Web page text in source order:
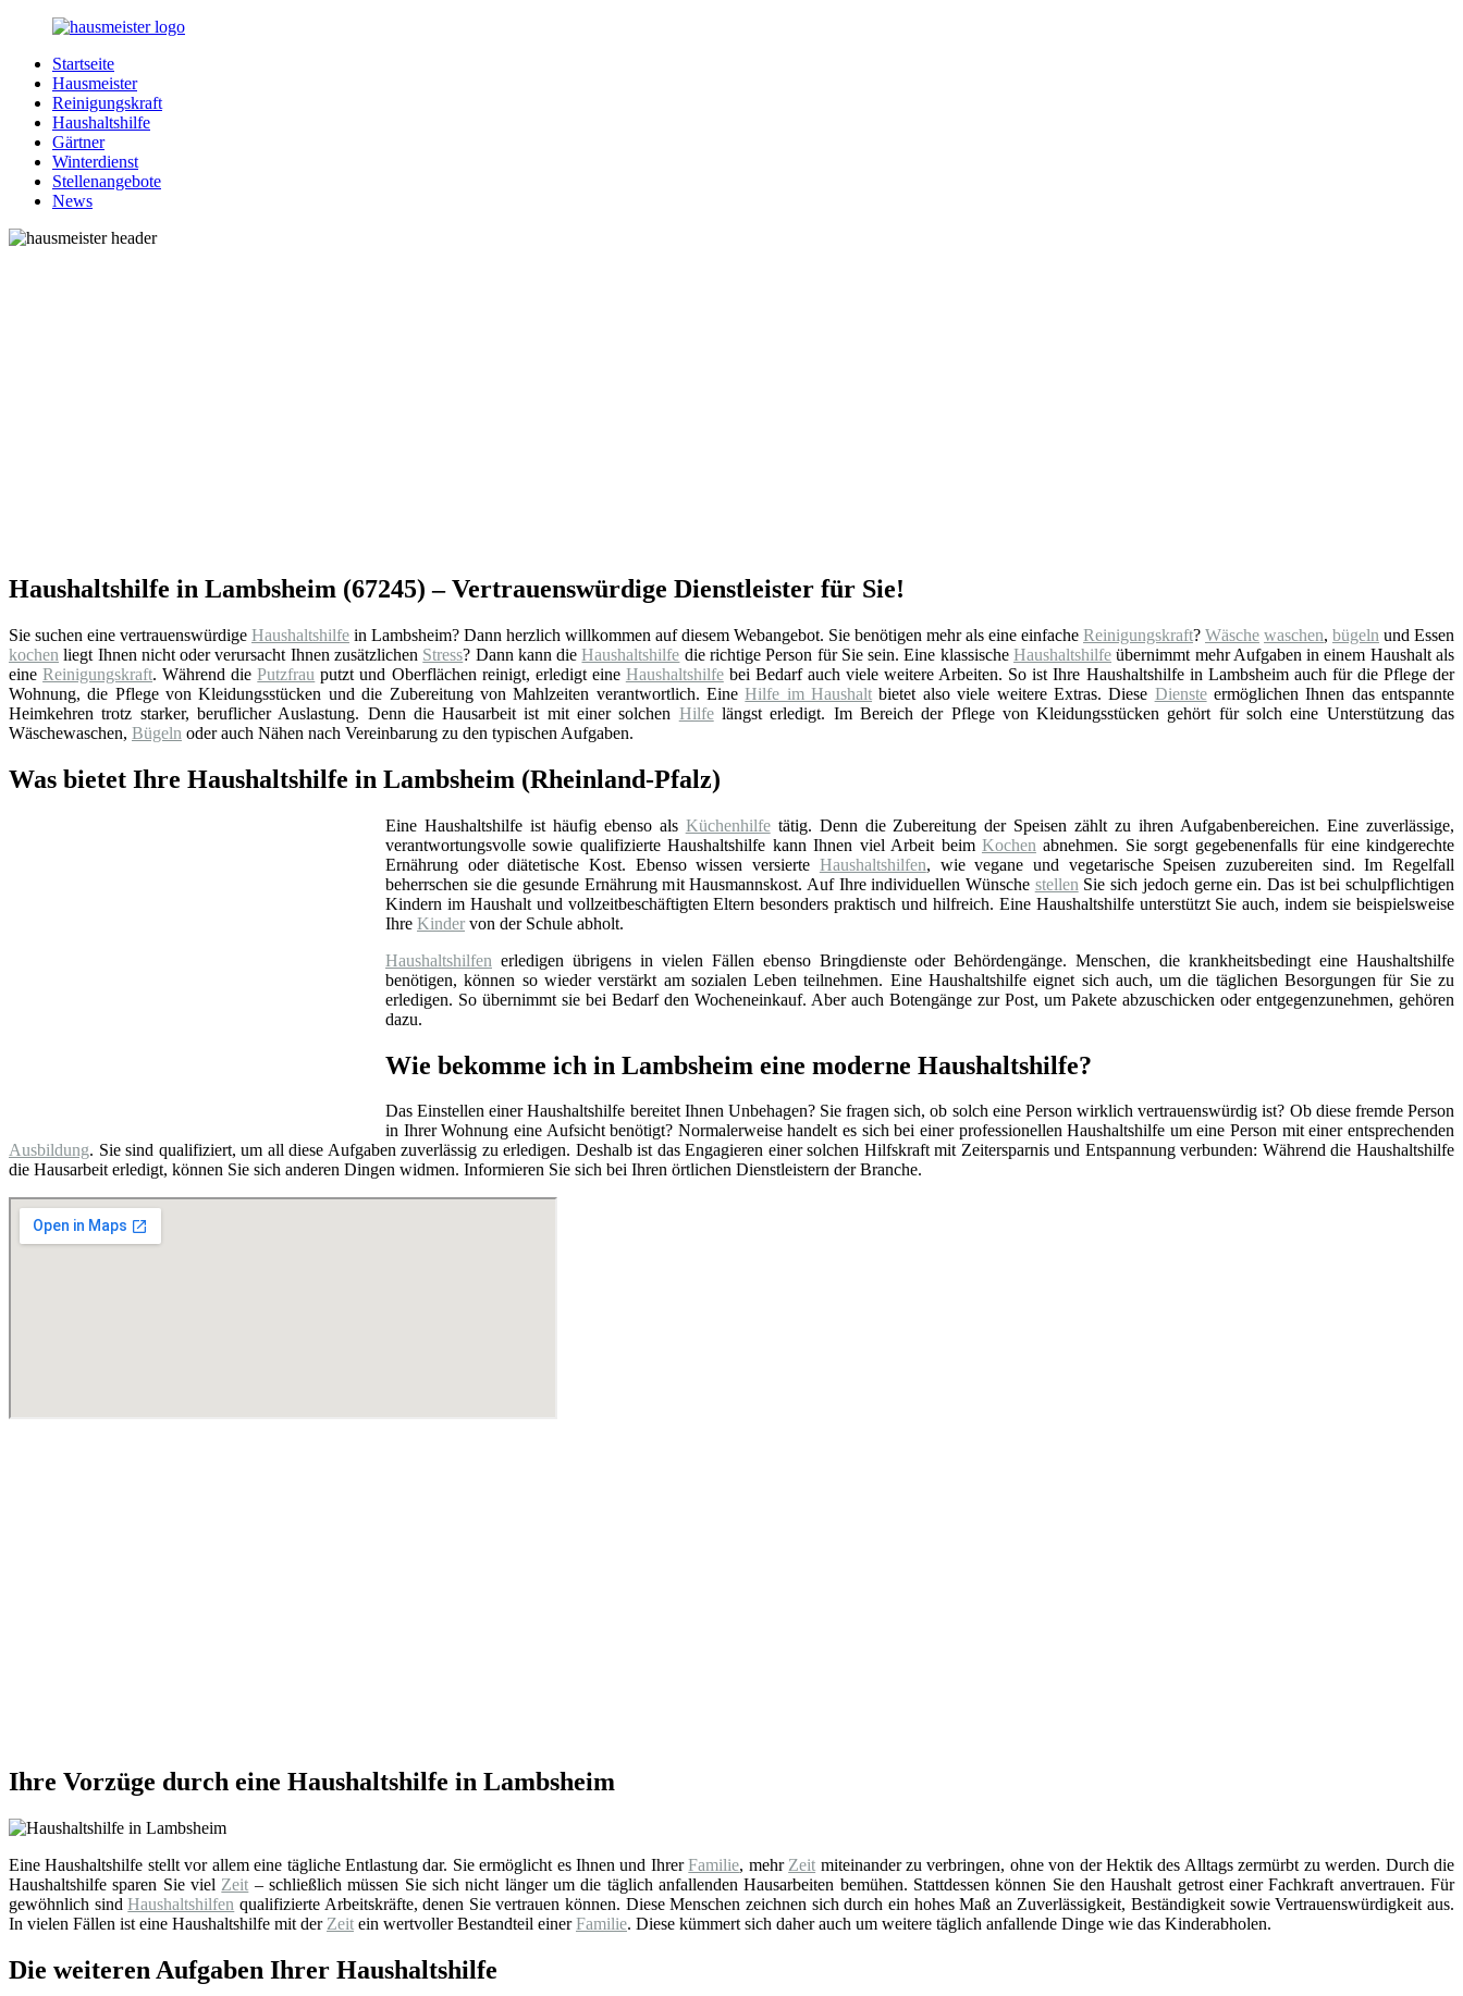
Zurück
Inhalt
Hausmeister.de
Alles
rund
Ihren
Haushalt
Startseite
Hausmeister
Reinigungskraft
Haushaltshilfe
Gärtner
Winterdienst
Stellenangebote
News
Haushaltshilfe in Lambsheim (67245) – Vertrauenswürdige Dienstleister für Sie!
Sie suchen eine vertrauenswürdige Haushaltshilfe in Lambsheim? Dann herzlich willkommen auf diesem Webangebot. Sie benötigen mehr als eine einfache Reinigungskraft? Wäsche waschen, bügeln und Essen
kochen liegt Ihnen nicht oder verursacht Ihnen zusätzlichen Stress? Dann kann dieHaushaltshilfe die richtige Person für Sie sein. Eine klassischeHaushaltshilfe übernimmt mehr Aufgaben in einem Haushalt als
eineReinigungskraft. Während diePutzfrau putzt und Oberflächen reinigt, erledigt eine Haushaltshilfebei Bedarf auch viele weitere Arbeiten. So ist Ihre Haushaltshilfe in Lambsheim auch für die Pflege der
Wohnung, die Pflege von Kleidungsstücken und die Zubereitung von Mahlzeiten verantwortlich. EineHilfe im Haushalt bietet also viele weitere Extras. Diese Diensteermöglichen Ihnen das entspannte
Heimkehren trotz starker, beruflicher Auslastung. Denn die Hausarbeit ist mit einer solchen Hilfelängst erledigt. Im Bereich der Pflege von Kleidungsstücken gehört für solch eine Unterstützung das
Wäschewaschen, Bügeln oder auch Nähen nach Vereinbarung zu den typischen Aufgaben.
Was bietet Ihre Haushaltshilfe in Lambsheim (Rheinland-Pfalz)
Eine Haushaltshilfe ist häufig ebenso als Küchenhilfetätig. Denn die Zubereitung der Speisen zählt zu ihren Aufgabenbereichen. Eine zuverlässige,
verantwortungsvolle sowie qualifizierte Haushaltshilfe kann Ihnen viel Arbeit beim Kochen abnehmen. Sie sorgt gegebenenfalls für eine kindgerechte
Ernährung oder diätetische Kost. Ebenso wissen versierte Haushaltshilfen, wie vegane und vegetarische Speisen zuzubereiten sind. Im Regelfall
beherrschen sie die gesunde Ernährung mit Hausmannskost. Auf Ihre individuellen Wünsche stellen Sie sich jedoch gerne ein. Das ist bei schulpflichtigen
Kindern im Haushalt und vollzeitbeschäftigten Eltern besonders praktisch und hilfreich. Eine Haushaltshilfe unterstützt Sie auch, indem sie beispielsweise
Ihre Kinder von der Schule abholt.
Haushaltshilfen erledigen übrigens in vielen Fällen ebenso Bringdienste oder Behördengänge. Menschen, die krankheitsbedingt eine Haushaltshilfe
benötigen, können so wieder verstärkt am sozialen Leben teilnehmen. Eine Haushaltshilfe eignet sich auch, um die täglichen Besorgungen für Sie zu
erledigen. So übernimmt sie bei Bedarf den Wocheneinkauf. Aber auch Botengänge zur Post, um Pakete abzuschicken oder entgegenzunehmen, gehören
dazu.
Wie bekomme ich in Lambsheim eine moderne Haushaltshilfe?
Das Einstellen einer Haushaltshilfe bereitet Ihnen Unbehagen? Sie fragen sich, ob solch eine Person wirklich vertrauenswürdig ist? Ob diese fremde Person
in Ihrer Wohnung eine Aufsicht benötigt? Normalerweise handelt es sich bei einer professionellen Haushaltshilfe um eine Person mit einer entsprechenden
Ausbildung. Sie sind qualifiziert, um all diese Aufgaben zuverlässig zu erledigen. Deshalb ist das Engagieren einer solchen Hilfskraft mit Zeitersparnis und Entspannung verbunden: Während die Haushaltshilfe
die Hausarbeit erledigt, können Sie sich anderen Dingen widmen. Informieren Sie sich bei Ihren örtlichen Dienstleistern der Branche.
Ihre Vorzüge durch eine Haushaltshilfe in Lambsheim
Eine Haushaltshilfe stellt vor allem eine tägliche Entlastung dar. Sie ermöglicht es Ihnen und IhrerFamilie, mehr Zeit miteinander zu verbringen, ohne von der Hektik des Alltags zermürbt zu werden. Durch die
Haushaltshilfe sparen Sie viel Zeit – schließlich müssen Sie sich nicht länger um die täglich anfallenden Hausarbeiten bemühen. Stattdessen können Sie den Haushalt getrost einer Fachkraft anvertrauen. Für
gewöhnlich sindHaushaltshilfen qualifizierte Arbeitskräfte, denen Sie vertrauen können. Diese Menschen zeichnen sich durch ein hohes Maß an Zuverlässigkeit, Beständigkeit sowie Vertrauenswürdigkeit aus.
In vielen Fällen ist eine Haushaltshilfe mit der Zeit ein wertvoller Bestandteil einerFamilie. Diese kümmert sich daher auch um weitere täglich anfallende Dinge wie das Kinderabholen.
Die weiteren Aufgaben Ihrer Haushaltshilfe